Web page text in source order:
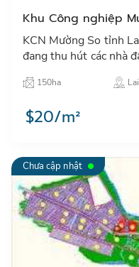
Khu Công nghiệp
KCN Mường So tỉnh
đang thu hút các nhà
biệt các nhà đầu tư
triển xây dựn…
150ha
$20/m²
Chưa cập nhật